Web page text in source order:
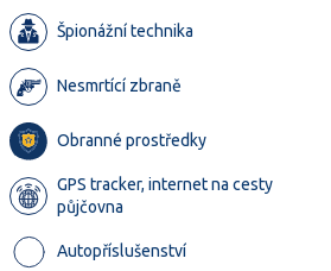
Špionážní technika
Nesmrtící zbraně
Obranné prostředky
GPS tracker, internet na cesty
půjčovna
Autopříslušenství